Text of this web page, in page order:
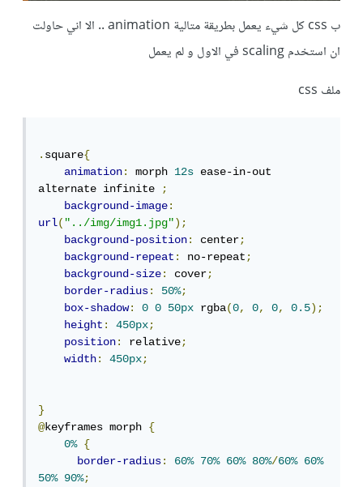
ب css كل شيء يعمل بطريقة متالية animation .. الا اني حاولت
ان استخدم scaling في الاول و لم يعمل
ملف css
.square{
animation: morph 12s ease-in-out
alternate infinite ;
background-image:
url("../img/img1.jpg");
background-position: center;
background-repeat: no-repeat;
background-size: cover;
border-radius: 50%;
box-shadow: 0 0 50px rgba(0, 0, 0, 0.5);
height: 450px;
position: relative;
width: 450px;
}
@keyframes morph {
0%
{
border-radius: 60% 70% 60% 80%/60%
60%
50%
90%;